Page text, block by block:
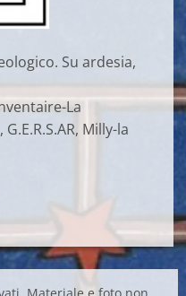
Su ardesia,
La
Milly-la